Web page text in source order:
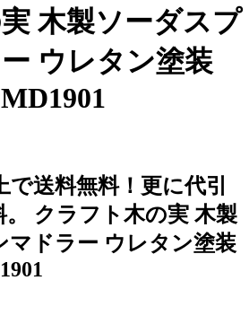
木製ソーダスプ
ウレタン塗装
で送料無料！更に代引
。 クラフト木の実 木製
マドラー ウレタン塗装